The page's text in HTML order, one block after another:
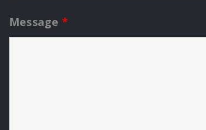
Message *